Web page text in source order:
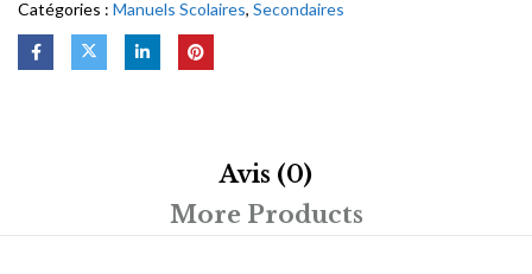
Catégories : Manuels Scolaires, Secondaires
Avis (0)
More Products